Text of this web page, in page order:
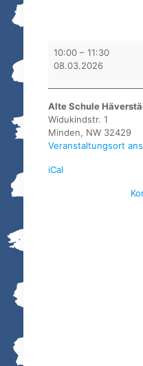
BSV
Minden
10:00 – 11:30
08.03.2026
Alte Schule
Widukindstr. 1
Minden, NW 32429
Veranstaltungsort
iCal